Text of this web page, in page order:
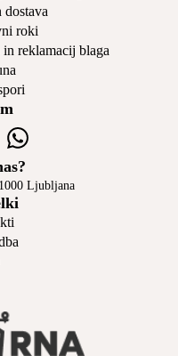
roki
reklamacij blaga
Ljubljana